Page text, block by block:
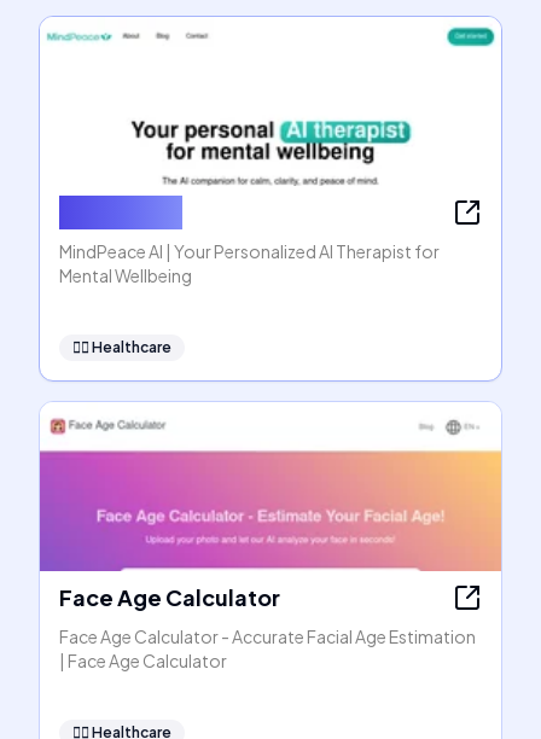
MindPeace AI | Your Personalized AI Therapist for
Mental Wellbeing
👩‍⚕️ Healthcare
Face Age Calculator
Face Age Calculator - Accurate Facial Age Estimation
| Face Age Calculator
👩‍⚕️ Healthcare